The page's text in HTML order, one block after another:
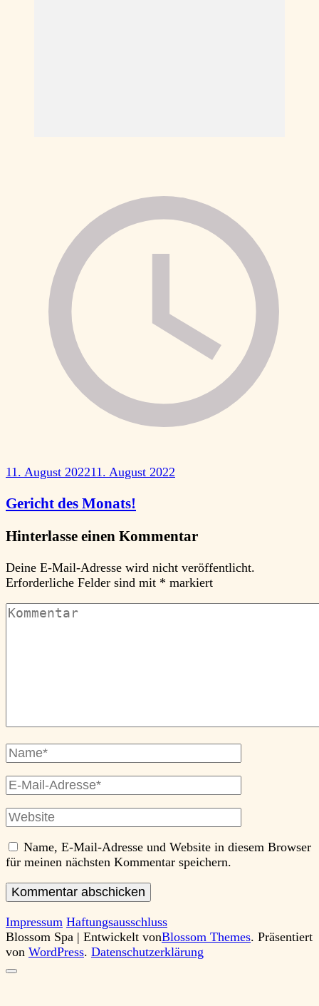
11. August 202211. August 2022
Gericht des Monats!
Hinterlasse einen Kommentar
Deine E-Mail-Adresse wird nicht veröffentlicht.
Erforderliche Felder sind mit * markiert
Kommentar
Vollständiger
Name
E-
Mail
Website
Name, E-Mail-Adresse und Website in diesem Browser
für meinen nächsten Kommentar speichern.
Impressum Haftungsausschluss
Blossom Spa | Entwickelt vonBlossom Themes. Präsentiert
von WordPress. Datenschutzerklärung